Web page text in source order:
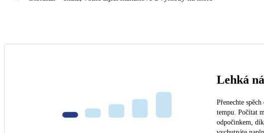
Lehká
Přenechte
tempu. Počítat
odpočinkem,